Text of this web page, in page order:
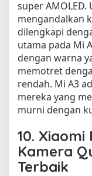
super
mengandalkan
dilengkapi
utama pada Mi
dengan warna
memotret
rendah. Mi A3
mereka yang
murni dengan
10. Xiaomi
Kamera
Terbaik